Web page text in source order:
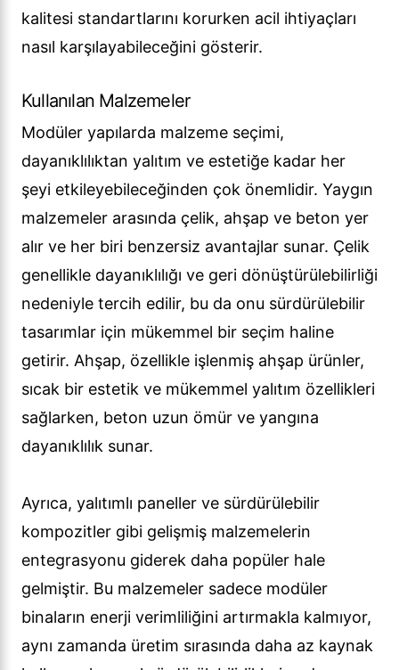
kalitesi standartlarını korurken acil ihtiyaçları
nasıl karşılayabileceğini gösterir.
Kullanılan Malzemeler
Modüler yapılarda malzeme seçimi,
dayanıklılıktan yalıtım ve estetiğe kadar her
şeyi etkileyebileceğinden çok önemlidir. Yaygın
malzemeler arasında çelik, ahşap ve beton yer
alır ve her biri benzersiz avantajlar sunar. Çelik
genellikle dayanıklılığı ve geri dönüştürülebilirliği
nedeniyle tercih edilir, bu da onu sürdürülebilir
tasarımlar için mükemmel bir seçim haline
getirir. Ahşap, özellikle işlenmiş ahşap ürünler,
sıcak bir estetik ve mükemmel yalıtım özellikleri
sağlarken, beton uzun ömür ve yangına
dayanıklılık sunar.
Ayrıca, yalıtımlı paneller ve sürdürülebilir
kompozitler gibi gelişmiş malzemelerin
entegrasyonu giderek daha popüler hale
gelmiştir. Bu malzemeler sadece modüler
binaların enerji verimliliğini artırmakla kalmıyor,
aynı zamanda üretim sırasında daha az kaynak